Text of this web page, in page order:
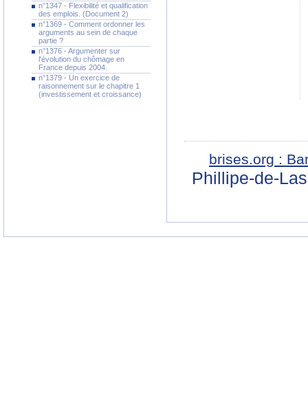
n°1347 - Flexibilité et qualification
des emplois. (Document 2)
n°1369 - Comment ordonner les
arguments au sein de chaque
partie ?
n°1376 - Argumenter sur
l'évolution du chômage en
France depuis 2004.
n°1379 - Un exercice de
raisonnement sur le chapitre 1
(investissement et croissance)
brises.org :
Phillipe-de-